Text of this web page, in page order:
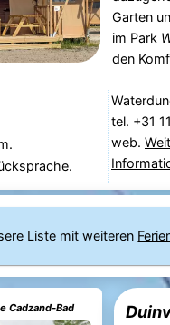
Garten
im Park
den
tel. +31
web.
Liste mit weiteren
Cadzand-Bad